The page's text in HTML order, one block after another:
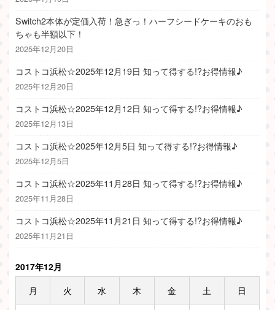
Switch2本体が定価入荷！急ぎっ！ハーフシードケーキのおも
ちゃも半額以下！
2025年12月20日
コストコ浜松☆2025年12月19日 知って得する!?お得情報♪
2025年12月20日
コストコ浜松☆2025年12月12日 知って得する!?お得情報♪
2025年12月13日
コストコ浜松☆2025年12月5日 知って得する!?お得情報♪
2025年12月5日
コストコ浜松☆2025年11月28日 知って得する!?お得情報♪
2025年11月28日
コストコ浜松☆2025年11月21日 知って得する!?お得情報♪
2025年11月21日
2017年12月
月
火 水 木 金 土 日